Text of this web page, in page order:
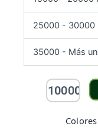
25000 - 30000
35000 - Más